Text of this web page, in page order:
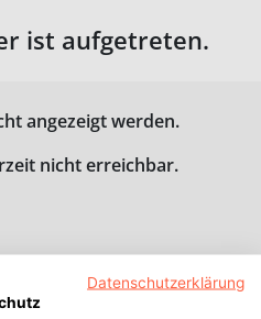
ist aufgetreten.
angezeigt werden.
nicht erreichbar.
Datenschutzerklärung